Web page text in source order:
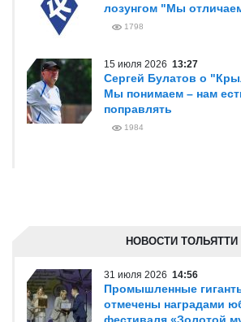
лозунгом "Мы
1798
15 июля 2026 13:27
Сергей Булатов о
Мы понимаем – нам
поправлять
1984
НОВОСТИ ТОЛЬЯТТИ
31 июля 2026 14:56
Промышленные
отмечены наградами